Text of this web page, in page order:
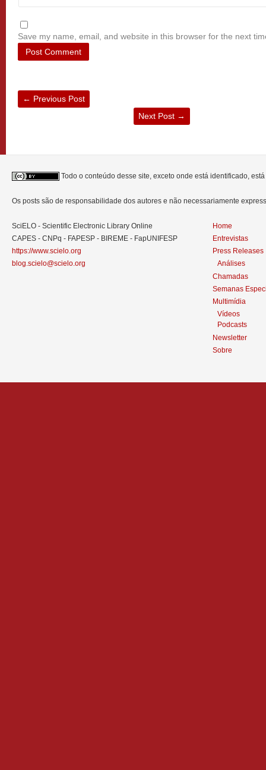
Save my name, email, and website in this browser for the next
← Previous Post
Next Post →
Todo o conteúdo desse site, exceto onde está identificado,
Os posts são de responsabilidade dos autores e não necessariamente
SciELO - Scientific Electronic Library Online
CAPES - CNPq - FAPESP - BIREME - FapUNIFESP
https://www.scielo.org
blog.scielo@scielo.org
Home
Entrevistas
Press Releases
Análises
Chamadas
Semanas
Multimídia
Vídeos
Podcasts
Newsletter
Sobre